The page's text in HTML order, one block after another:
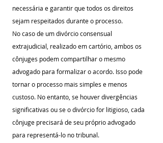
necessária e garantir que todos os direitos
sejam respeitados durante o processo.
No caso de um divórcio consensual
extrajudicial, realizado em cartório, ambos os
cônjuges podem compartilhar o mesmo
advogado para formalizar o acordo. Isso pode
tornar o processo mais simples e menos
custoso. No entanto, se houver divergências
significativas ou se o divórcio for litigioso, cada
cônjuge precisará de seu próprio advogado
para representá-lo no tribunal.